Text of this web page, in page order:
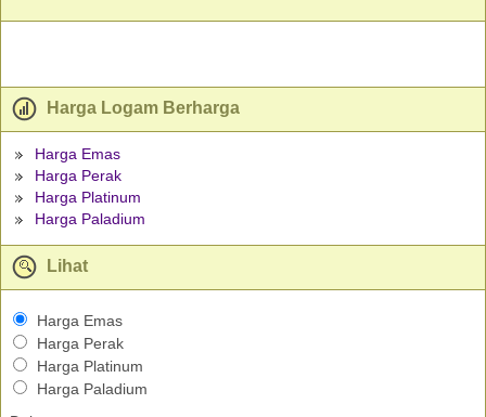
Harga Logam Berharga
Harga Emas
Harga Perak
Harga Platinum
Harga Paladium
Lihat
Harga Emas
Harga Perak
Harga Platinum
Harga Paladium